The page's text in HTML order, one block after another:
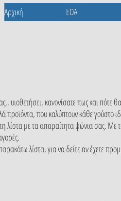
Αρχική EOA
υιοθετήσει, κανονίσατε πως και πότε
που καλύπτουν κάθε γούστο
λίστα με τα απαραίτητα ψώνια σας. Με
λίστα, για να δείτε αν έχετε